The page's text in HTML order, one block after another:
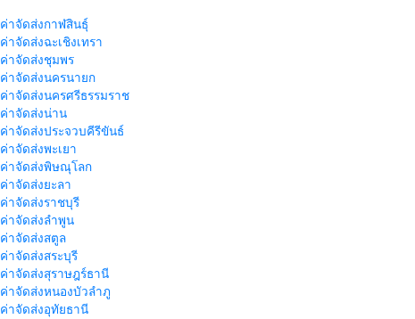
ค่าจัดส่งกาฬสินธุ์
ค่าจัดส่งฉะเชิงเทรา
ค่าจัดส่งชุมพร
ค่าจัดส่งนครนายก
ค่าจัดส่งนครศรีธรรมราช
ค่าจัดส่งน่าน
ค่าจัดส่งประจวบคีรีขันธ์
ค่าจัดส่งพะเยา
ค่าจัดส่งพิษณุโลก
ค่าจัดส่งยะลา
ค่าจัดส่งราชบุรี
ค่าจัดส่งลำพูน
ค่าจัดส่งสตูล
ค่าจัดส่งสระบุรี
ค่าจัดส่งสุราษฎร์ธานี
ค่าจัดส่งหนองบัวลำภู
ค่าจัดส่งอุทัยธานี